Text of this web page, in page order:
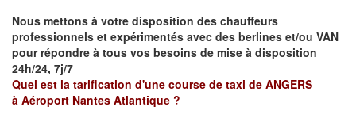
Nous mettons à votre disposition des chauffeurs
professionnels et expérimentés avec des berlines et/ou VAN
pour répondre à tous vos besoins de mise à disposition
24h/24, 7j/7
Quel est la tarification d'une course de taxi de ANGERS
à Aéroport Nantes Atlantique ?